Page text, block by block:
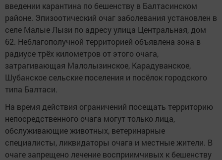
введении карантина по бешенству в Балтасинском
районе. Эпизоотический очаг заболевания установлен в
селе Малые Лызи по адресу улица Центральная, дом
62. Неблагополучной территорией объявлена зона в
радиусе трёх километров от этого очага,
затрагивающая Малолызинское, Карадуванское,
Шубанское сельские поселения и посёлок городского
типа Балтаси.
На время действия ограничений посещать территорию
непосредственного очага могут только лица,
обслуживающие животных, ветеринарные
специалисты, ликвидаторы очага и местные жители. В
очаге запрещено лечение восприимчивых к бешенству